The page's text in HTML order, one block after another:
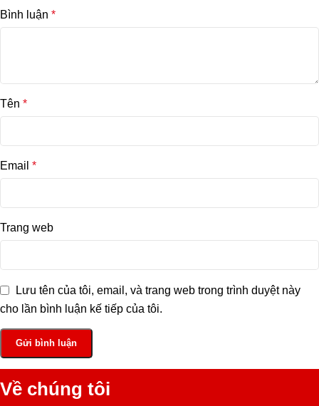
Bình luận *
Tên *
Email *
Trang web
Lưu tên của tôi, email, và trang web trong trình duyệt này
cho lần bình luận kế tiếp của tôi.
Về chúng tôi